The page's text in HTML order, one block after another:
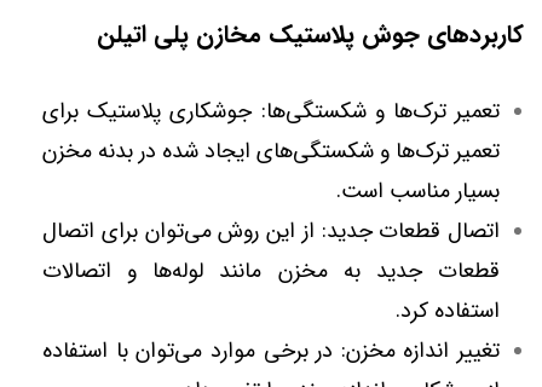
کاربردهای جوش پلاستیک مخازن پلی اتیلن
تعمیر ترک‌ها و شکستگی‌ها: جوشکاری پلاستیک برای
تعمیر ترک‌ها و شکستگی‌های ایجاد شده در بدنه مخزن
بسیار مناسب است.
اتصال قطعات جدید: از این روش می‌توان برای اتصال
قطعات جدید به مخزن مانند لوله‌ها و اتصالات
استفاده کرد.
تغییر اندازه مخزن: در برخی موارد می‌توان با استفاده